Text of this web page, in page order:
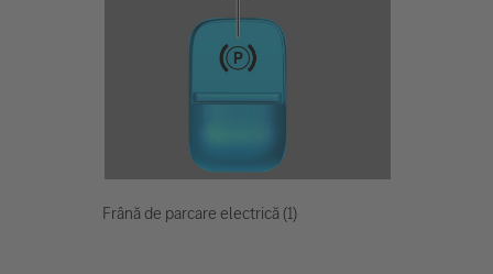
Frână de parcare electrică (1)